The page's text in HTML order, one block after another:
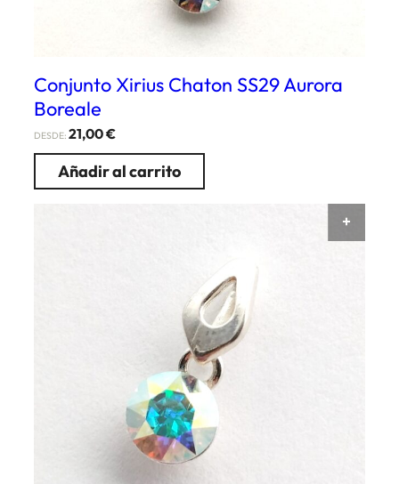
Conjunto Xirius Chaton SS29 Aurora
Boreale
DESDE: 21,00€
Añadir al carrito